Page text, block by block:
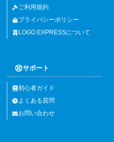
ご利用規約
プライバシーポリシー
LOGO EXPRESSについて
サポート
初心者ガイド
よくある質問
お問い合わせ